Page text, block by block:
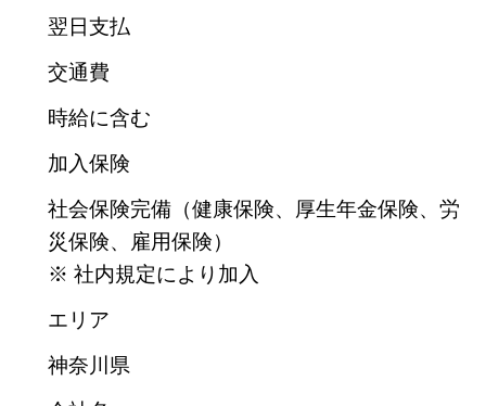
翌日支払
交通費
時給に含む
加入保険
社会保険完備（健康保険、厚生年金保険、労
災保険、雇用保険）
※ 社内規定により加入
エリア
神奈川県